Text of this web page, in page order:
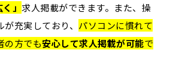
」 求人掲載ができます。また、操
充実しており、 パソコンに慣れて
の方でも安心して求人掲載が可能で